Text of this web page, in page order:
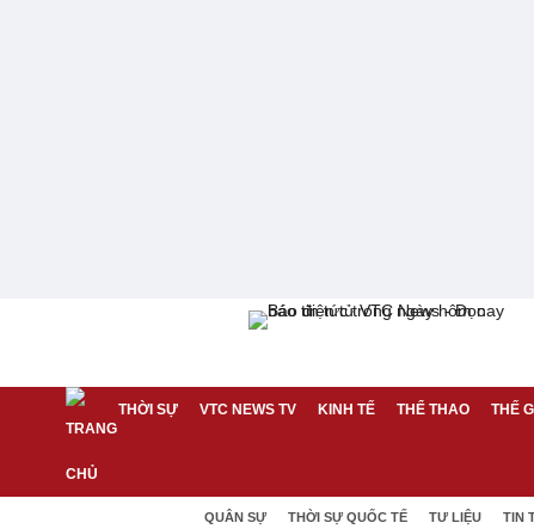
THỜI SỰ VTC NEWS TV KINH TẾ THỂ THAO THẾ
QUÂN SỰ THỜI SỰ QUỐC TẾ TƯ LIỆU TIN